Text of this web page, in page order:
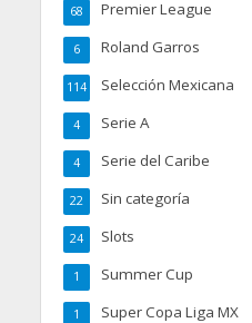
Premier League
68
Roland Garros
6
Selección Mexicana
114
Serie A
4
Serie del Caribe
4
Sin categoría
22
Slots
24
Summer Cup
1
Super Copa Liga MX
1